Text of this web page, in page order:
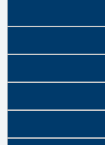
アイボリ
EK120kg/段アング
EK120kg/段アング
新セ
軽中量150kg/段 商
部材仕様図
EK200kg/段 商品
部材仕様図
アイボリ
EK300kg/段 商品
アイボリ